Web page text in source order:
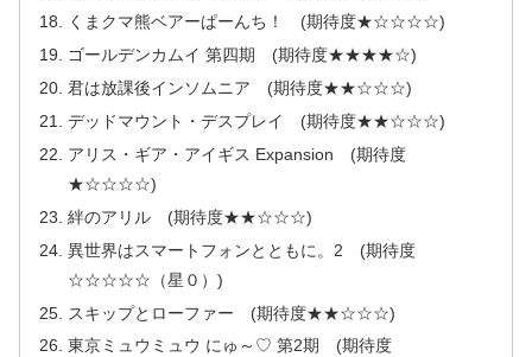
くまクマ熊ベアーぱーんち！ (期待度★☆☆☆☆)
ゴールデンカムイ 第四期 (期待度★★★★☆)
君は放課後インソムニア (期待度★★☆☆☆)
デッドマウント・デスプレイ (期待度★★☆☆☆)
アリス・ギア・アイギス Expansion (期待度
★☆☆☆☆)
絆のアリル (期待度★★☆☆☆)
異世界はスマートフォンとともに。2 (期待度
☆☆☆☆☆（星０）)
スキップとローファー (期待度★★☆☆☆)
東京ミュウミュウ にゅ～♡ 第2期 (期待度